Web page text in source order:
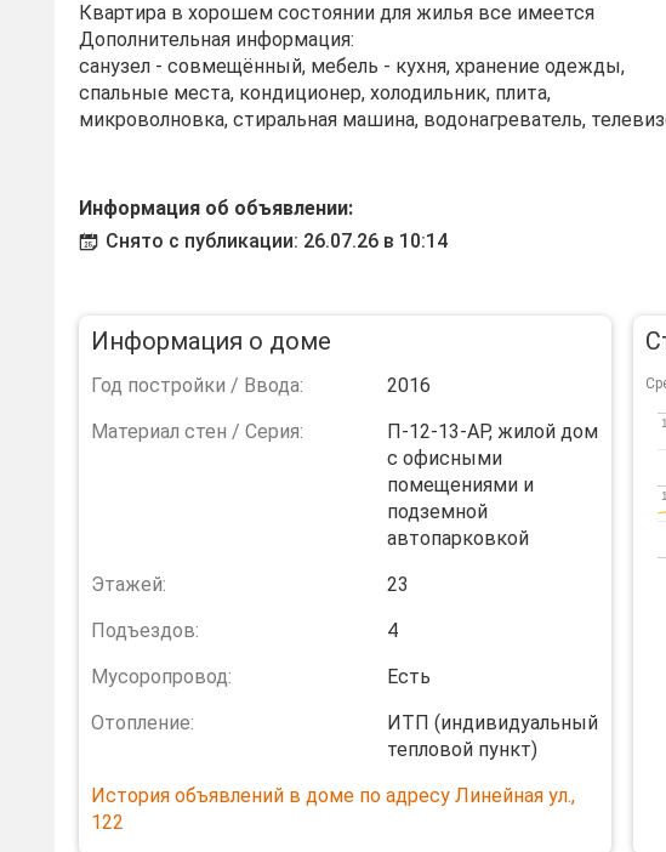
Квартира в хорошем состоянии для жилья все имеется
Дополнительная информация:
санузел - совмещённый, мебель - кухня, хранение одежды,
спальные места, кондиционер, холодильник, плита,
микроволновка, стиральная машина, водонагреватель,
Информация об объявлении:
Снято с публикации: 26.07.26 в 10:14
Информация о доме
Год постройки / Ввода:
2016
Материал стен / Серия:
П-12-13-АР, жилой дом
с офисными
помещениями и
подземной
автопарковкой
Этажей:
23
Подъездов:
4
Мусоропровод:
Есть
Отопление:
ИТП (индивидуальный
тепловой пункт)
История объявлений в доме по адресу Линейная ул.,
122